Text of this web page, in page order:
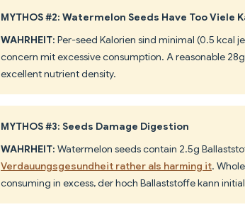
MYTHOS #2: Watermelon Seeds Have Too Viele
WAHRHEIT: Per-seed Kalorien sind minimal (0.5 kcal
concern mit excessive consumption. A reasonable
excellent nutrient density.
MYTHOS #3: Seeds Damage Digestion
WAHRHEIT: Watermelon seeds contain 2.5g
Verdauungsgesundheit rather als harming it.
consuming in excess, der hoch Ballaststoffe kann